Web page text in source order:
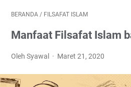
BERANDA / FILSAFAT ISLAM
Manfaat Filsafat Islam
Oleh Syawal Maret 21, 2020